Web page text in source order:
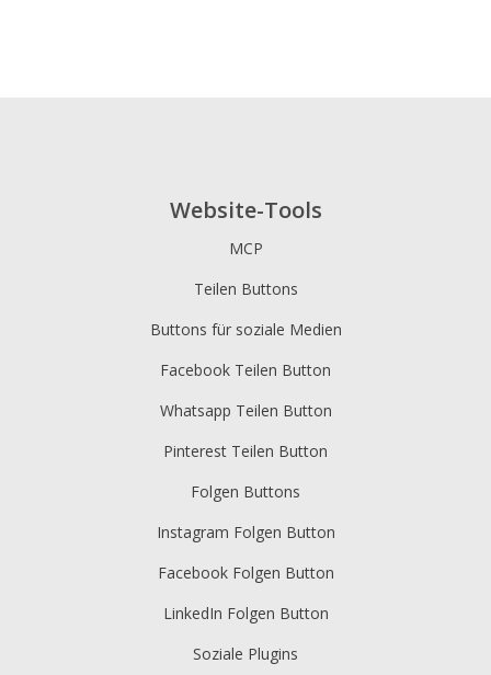
Mail.Ru mailru
Odnoklassniki odnoklassniki
Ausblick Ausblick
Pinterest Interesse
Push-to-
kindleit
Website-Tools
MCP
Teilen Buttons
Buttons für soziale Medien
Facebook Teilen Button
Whatsapp Teilen Button
Pinterest Teilen Button
Folgen Buttons
Instagram Folgen Button
Facebook Folgen Button
LinkedIn Folgen Button
Soziale Plugins